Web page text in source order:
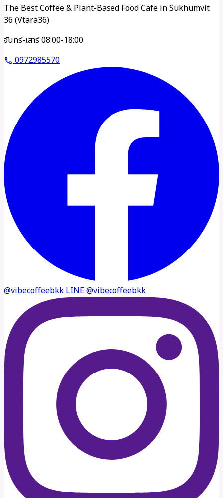
The Best Coffee & Plant-Based Food Cafe in Sukhumvit
36 (Vtara36)
จันทร์-เสาร์ 08:00-18:00
call 0972985570
@vibecoffeebkkLINE@vibecoffeebkk